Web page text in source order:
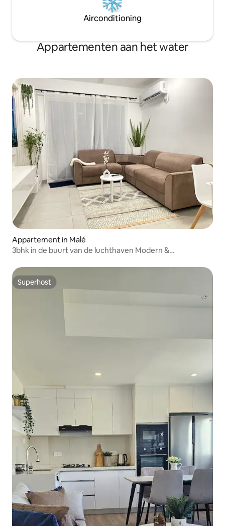
Airconditioning
Appartementen aan het water
Appartement in Malé
3bhk in de buurt van de luchthaven Modern &
Superhost
Superhost